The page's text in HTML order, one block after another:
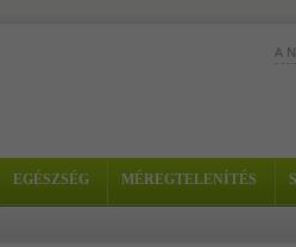
A
EGÉSZSÉG MÉREGTELENÍTÉS